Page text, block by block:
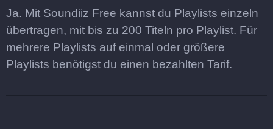
Ja. Mit Soundiiz Free kannst du Playlists einzeln
übertragen, mit bis zu 200 Titeln pro Playlist. Für
mehrere Playlists auf einmal oder größere
Playlists benötigst du einen bezahlten Tarif.